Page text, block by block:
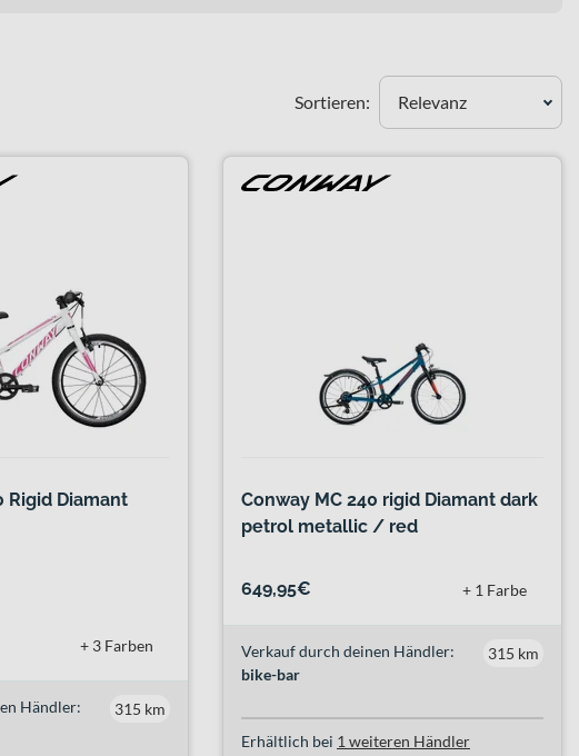
Sortieren: Relevanz
Rigid Diamant
+ 3 Farben
Händler:
315 km
Conway MC 240 rigid Diamant dark
petrol metallic / red
649,95€ + 1 Farbe
Verkauf durch deinen Händler:
bike-bar
315 km
Erhältlich bei 1 weiteren Händler